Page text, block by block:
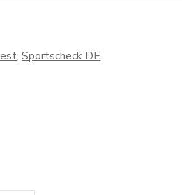
,Sportscheck DE